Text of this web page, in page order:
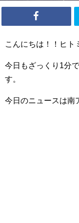
こんにちは！！ヒト
今日もざっくり1分
す。
今日のニュースは南